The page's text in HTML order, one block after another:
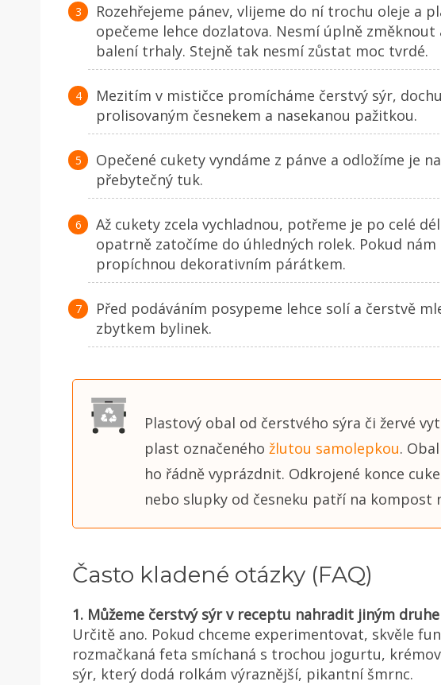
Rozehřejeme pánev, vlijeme do ní trochu oleje a
opečeme lehce dozlatova. Nesmí úplně
balení trhaly. Stejně tak nesmí zůstat moc tvrdé.
Mezitím v mističce promícháme čerstvý sýr,
prolisovaným česnekem a nasekanou pažitkou.
Opečené cukety vyndáme z pánve a odložíme je
přebytečný tuk.
Až cukety zcela vychladnou, potřeme je po celé
opatrně zatočíme do úhledných rolek. Pokud
propíchnou dekorativním párátkem.
Před podáváním posypeme lehce solí a čerstvě
zbytkem bylinek.
Plastový obal od čerstvého sýra či žervé
plast označeného žlutou samolepkou.
ho řádně vyprázdnit. Odkrojené konce
nebo slupky od česneku patří na kompost
Často kladené otázky (FAQ)
1. Můžeme čerstvý sýr v receptu nahradit jiným
Určitě ano. Pokud chceme experimentovat, skvěle
rozmačkaná feta smíchaná s trochou jogurtu,
sýr, který dodá rolkám výraznější, pikantní šmrnc.